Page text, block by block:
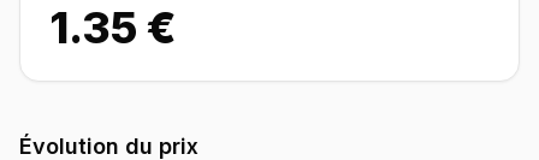
1.35 €
Évolution du prix